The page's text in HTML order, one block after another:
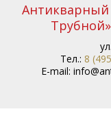
Тел.: 8
E-mail: